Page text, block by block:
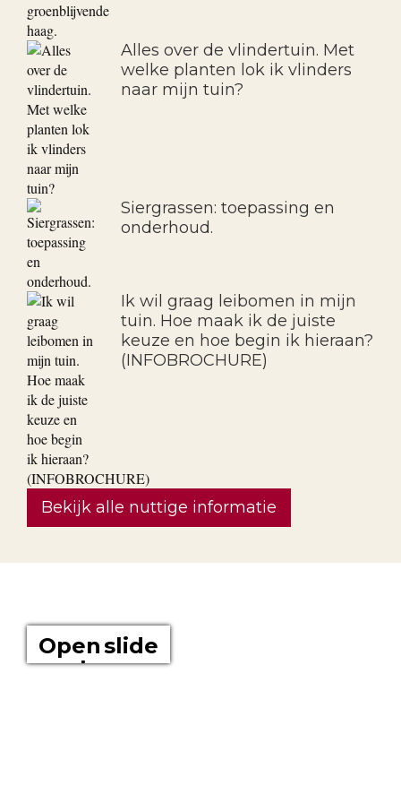
Alles over de vlindertuin. Met
welke planten lok ik vlinders
naar mijn tuin?
Siergrassen: toepassing en
onderhoud.
Ik wil graag leibomen in mijn
tuin. Hoe maak ik de juiste
keuze en hoe begin ik hieraan?
(INFOBROCHURE)
Bekijk alle nuttige informatie
Open slide
show